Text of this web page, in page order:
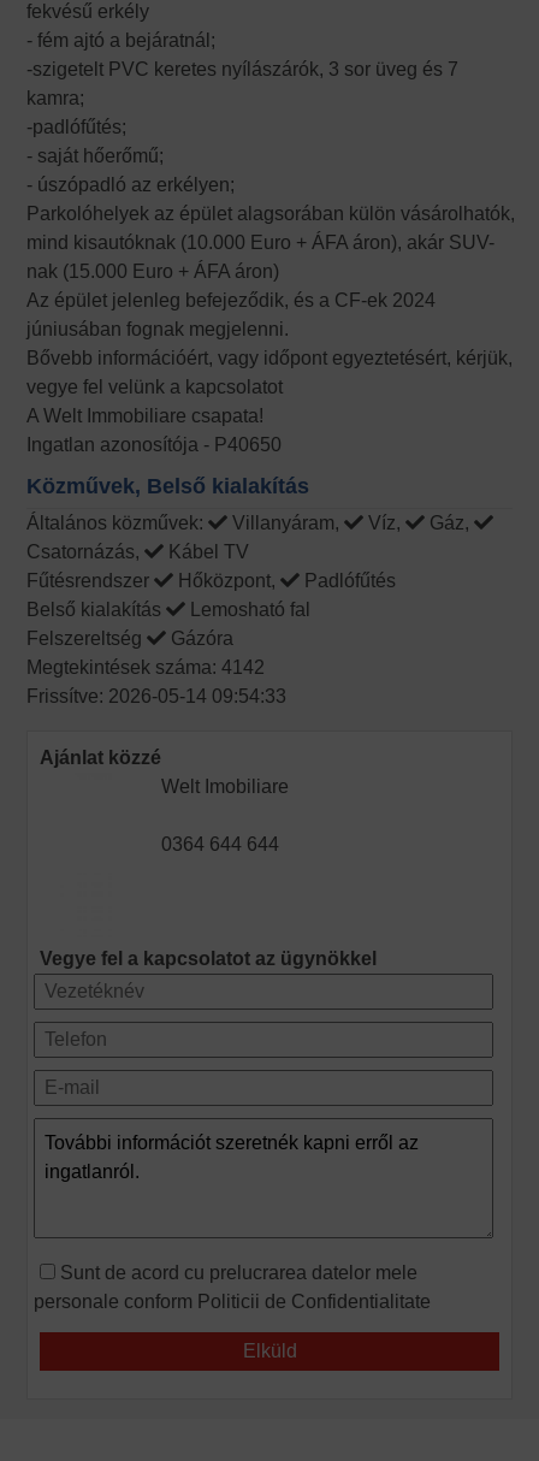
fekvésű erkély
- fém ajtó a bejáratnál;
-szigetelt PVC keretes nyílászárók, 3 sor üveg és 7
kamra;
-padlófűtés;
- saját hőerőmű;
- úszópadló az erkélyen;
Parkolóhelyek az épület alagsorában külön vásárolhatók,
mind kisautóknak (10.000 Euro + ÁFA áron), akár SUV-
nak (15.000 Euro + ÁFA áron)
Az épület jelenleg befejeződik, és a CF-ek 2024
júniusában fognak megjelenni.
Bővebb információért, vagy időpont egyeztetésért, kérjük,
vegye fel velünk a kapcsolatot
A Welt Immobiliare csapata!
Ingatlan azonosítója - P40650
Közművek, Belső kialakítás
Általános közművek: Villanyáram, Víz,
Gáz,
Csatornázás,
Kábel TV
Fűtésrendszer
Hőközpont,
Padlófűtés
Belső kialakítás
Lemosható fal
Felszereltség
Gázóra
Megtekintések száma: 4142
Frissítve: 2026-05-14 09:54:33
Ajánlat közzé
Welt Imobiliare
0364 644 644
Vegye fel a kapcsolatot az ügynökkel
Sunt de acord cu prelucrarea datelor mele
personale conform Politicii de Confidentialitate